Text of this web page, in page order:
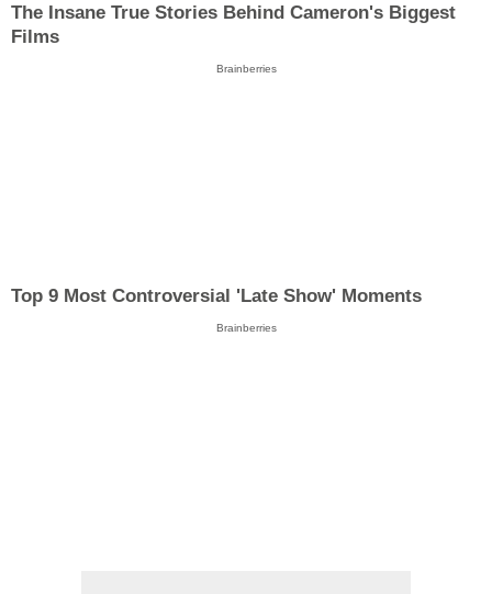
The Insane True Stories Behind Cameron's Biggest
Films
Brainberries
Top 9 Most Controversial 'Late Show' Moments
Brainberries